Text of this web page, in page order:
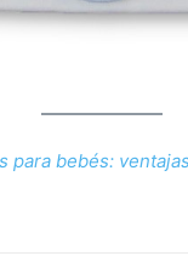
para bebés: